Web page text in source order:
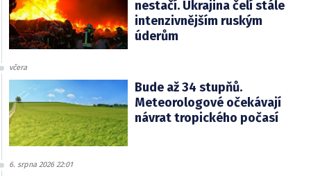
nestačí. Ukrajina čelí stále
intenzivnějším ruským
úderům
včera
Bude až 34 stupňů.
Meteorologové očekávají
návrat tropického počasí
6. srpna 2026 22:01